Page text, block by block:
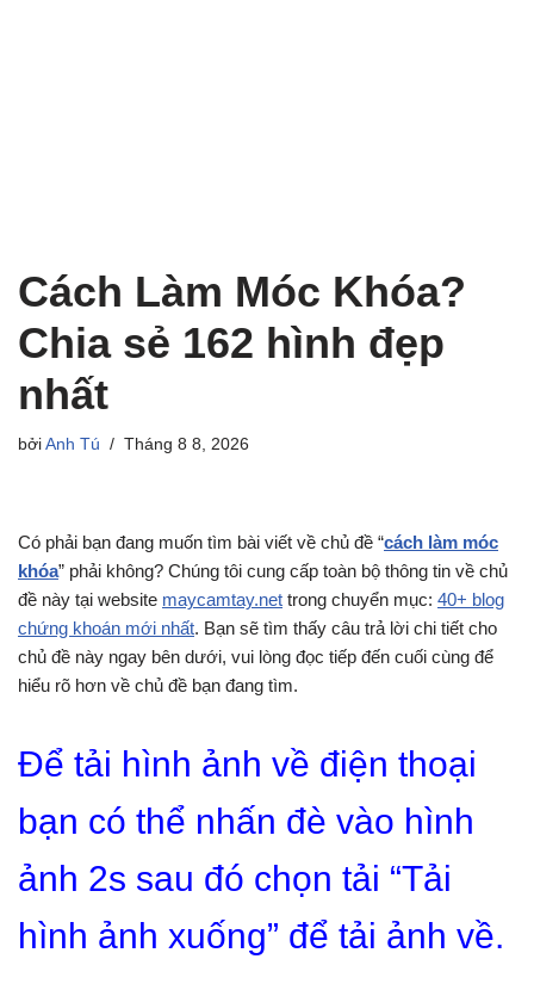
Cách Làm Móc Khóa?
Chia sẻ 162 hình đẹp
nhất
bởi Anh Tú Tháng 8 8, 2026
Có phải bạn đang muốn tìm bài viết về chủ đề “cách làm móc
khóa” phải không? Chúng tôi cung cấp toàn bộ thông tin về chủ
đề này tại website maycamtay.net trong chuyển mục: 40+ blog
chứng khoán mới nhất. Bạn sẽ tìm thấy câu trả lời chi tiết cho
chủ đề này ngay bên dưới, vui lòng đọc tiếp đến cuối cùng để
hiểu rõ hơn về chủ đề bạn đang tìm.
Để tải hình ảnh về điện thoại
bạn có thể nhấn đè vào hình
ảnh 2s sau đó chọn tải “Tải
hình ảnh xuống” để tải ảnh về.